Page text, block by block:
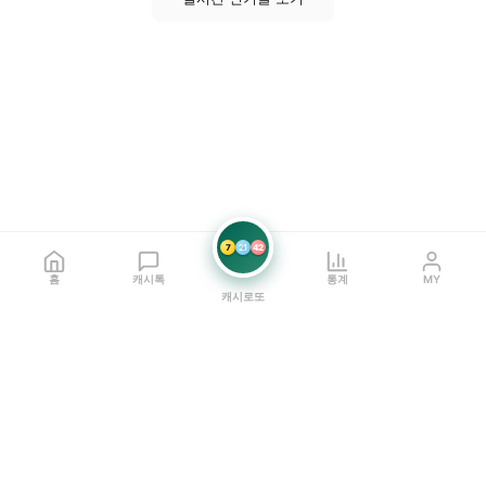
홈 캐시톡
7 21 42
캐시로또
통계 MY